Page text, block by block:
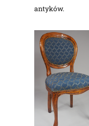
antyków.